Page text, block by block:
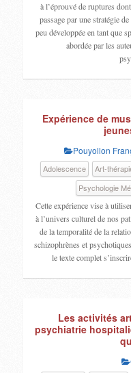
à l’éprouvé de ruptures
passage par une stratégie
peu développée en tant que
abordée par les
Expérience de
Pouyollon
Adolescence Art-
Psychologie
Cette expérience vise à
à l’univers culturel de nos
de la temporalité de la
schizophrènes et
le texte complet
Les activités
psychiatrie